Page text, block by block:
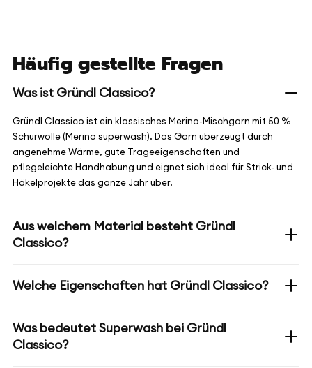
Häufig gestellte Fragen
Was ist Gründl Classico?
Gründl Classico ist ein klassisches Merino-Mischgarn mit 50 %
Schurwolle (Merino superwash). Das Garn überzeugt durch
angenehme Wärme, gute Trageeigenschaften und
pflegeleichte Handhabung und eignet sich ideal für Strick- und
Häkelprojekte das ganze Jahr über.
Aus welchem Material besteht Gründl
Classico?
Welche Eigenschaften hat Gründl Classico?
Was bedeutet Superwash bei Gründl
Classico?